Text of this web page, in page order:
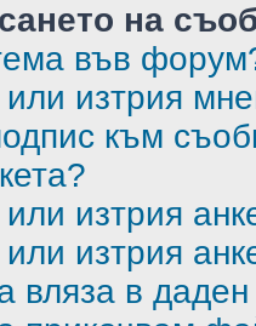
на
във
изтрия
към
изтрия
изтрия
вляза в